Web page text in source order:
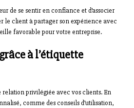
de se sentir en confiance et d’associer
le client à partager son expérience avec
favorable pour votre entreprise.
à l’étiquette
privilégiée avec vos clients. En
comme des conseils d’utilisation,